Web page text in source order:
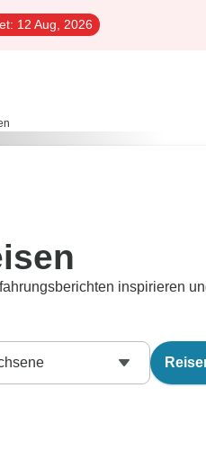
12 Aug, 2026
inspirieren